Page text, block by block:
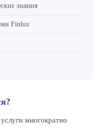
знания
Finlux
многократно